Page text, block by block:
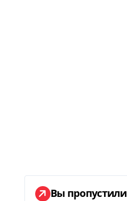
Вы пропустили